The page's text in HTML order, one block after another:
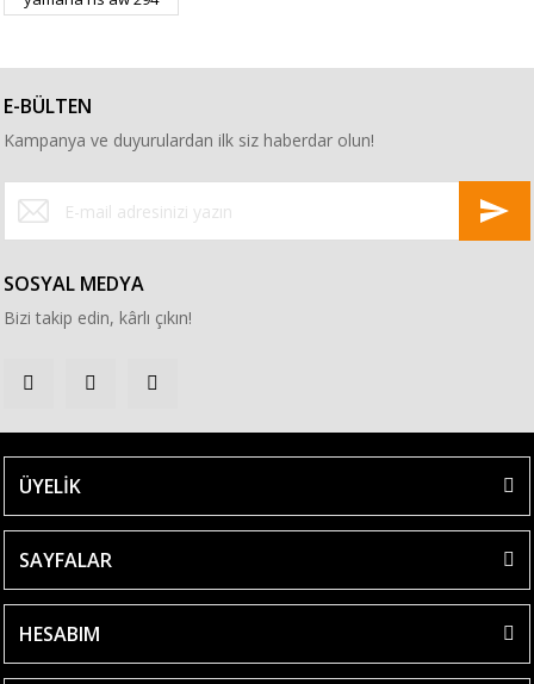
E-BÜLTEN
Kampanya ve duyurulardan ilk siz haberdar olun!
SOSYAL MEDYA
Bizi takip edin, kârlı çıkın!
ÜYELİK
SAYFALAR
HESABIM